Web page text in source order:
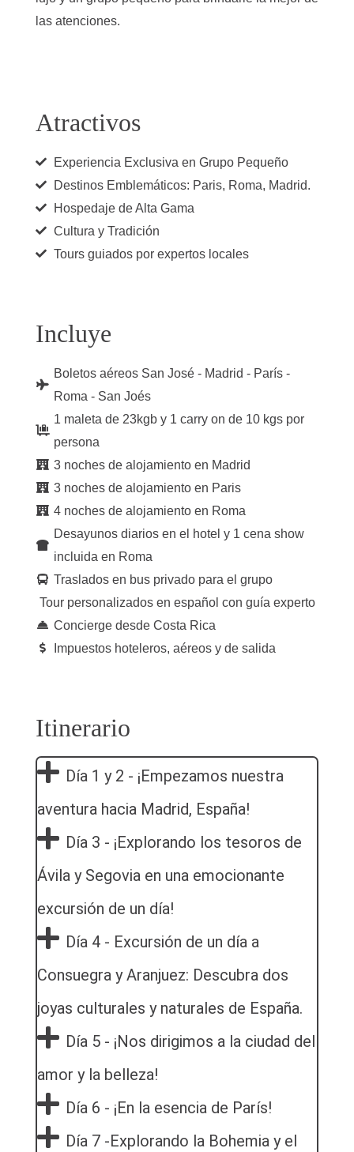
las atenciones.
Atractivos
Experiencia Exclusiva en Grupo Pequeño
Destinos Emblemáticos: Paris, Roma, Madrid.
Hospedaje de Alta Gama
Cultura y Tradición
Tours guiados por expertos locales
Incluye
Boletos aéreos San José - Madrid - París -
Roma - San Joés
1 maleta de 23kgb y 1 carry on de 10 kgs por
persona
3 noches de alojamiento en Madrid
3 noches de alojamiento en Paris
4 noches de alojamiento en Roma
Desayunos diarios en el hotel y 1 cena show
incluida en Roma
Traslados en bus privado para el grupo
Tour personalizados en español con guía experto
Concierge desde Costa Rica
Impuestos hoteleros, aéreos y de salida
Itinerario
Día 1 y 2 - ¡Empezamos nuestra
aventura hacia Madrid, España!
Día 3 - ¡Explorando los tesoros de
Ávila y Segovia en una emocionante
excursión de un día!
Día 4 - Excursión de un día a
Consuegra y Aranjuez: Descubra dos
joyas culturales y naturales de España.
Día 5 - ¡Nos dirigimos a la ciudad del
amor y la belleza!
Día 6 - ¡En la esencia de París!
Día 7 -Explorando la Bohemia y el